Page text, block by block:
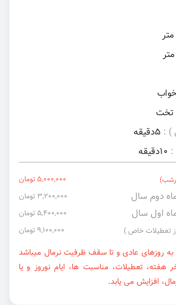
) : 5دقیقه
: 10دقیقه
5,000,000 تومان
3,200,000 تومان
5,400,000 تومان
تعطیلات خاص ) 9,100,000 تومان
روزهای عادی و تا سقف ظرفیت نرمال میباشد
تعطیلات، مناسبت ها، ایام نوروز و یا
افزایش می یابد.